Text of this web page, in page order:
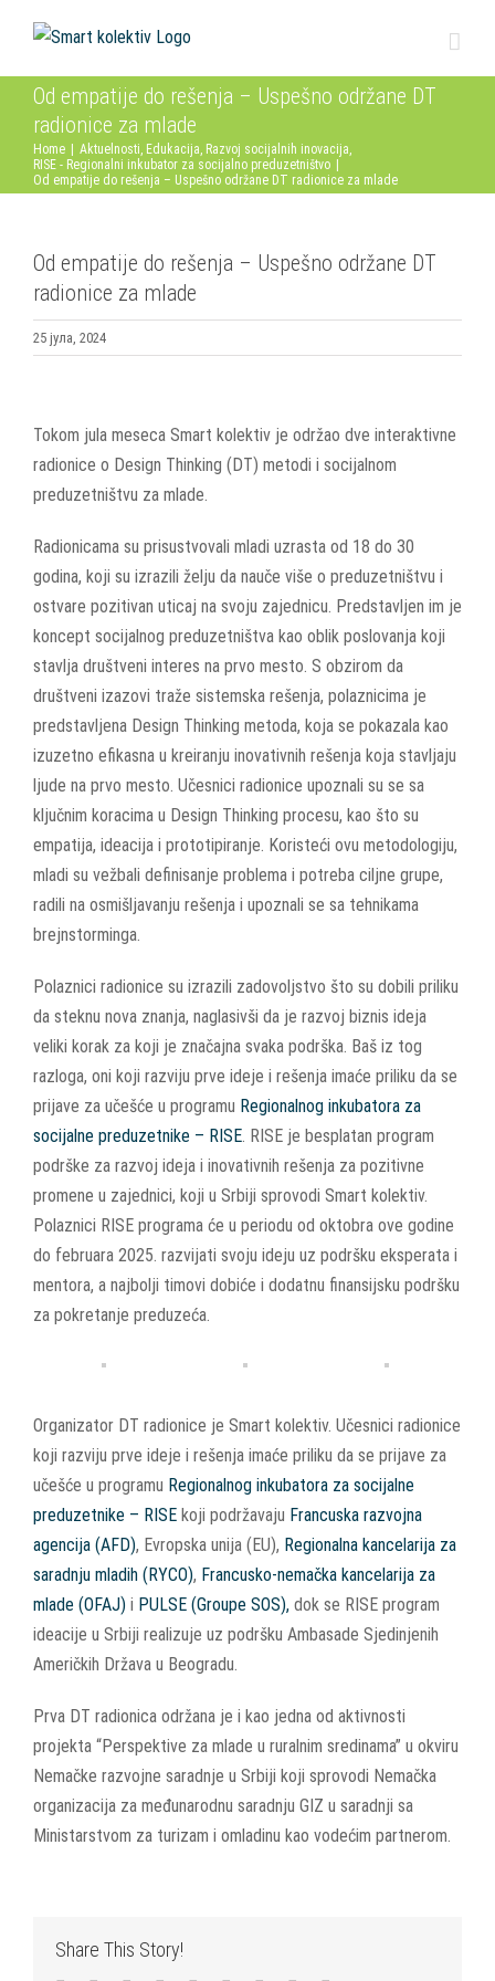
content
Od empatije do rešenja – Uspešno održane DT
radionice za mlade
Home Aktuelnosti, Edukacija, Razvoj socijalnih inovacija,
RISE - Regionalni inkubator za socijalno preduzetništvo
Od empatije do rešenja – Uspešno održane DT radionice za mlade
Od empatije do rešenja – Uspešno održane DT
radionice za mlade
25 јула, 2024
Larger
Image
Tokom jula meseca Smart kolektiv je održao dve interaktivne
radionice o Design Thinking (DT) metodi i socijalnom
preduzetništvu za mlade.
Radionicama su prisustvovali mladi uzrasta od 18 do 30
godina, koji su izrazili želju da nauče više o preduzetništvu i
ostvare pozitivan uticaj na svoju zajednicu. Predstavljen im je
koncept socijalnog preduzetništva kao oblik poslovanja koji
stavlja društveni interes na prvo mesto. S obzirom da
društveni izazovi traže sistemska rešenja, polaznicima je
predstavljena Design Thinking metoda, koja se pokazala kao
izuzetno efikasna u kreiranju inovativnih rešenja koja stavljaju
ljude na prvo mesto. Učesnici radionice upoznali su se sa
ključnim koracima u Design Thinking procesu, kao što su
empatija, ideacija i prototipiranje. Koristeći ovu metodologiju,
mladi su vežbali definisanje problema i potreba ciljne grupe,
radili na osmišljavanju rešenja i upoznali se sa tehnikama
brejnstorminga.
Polaznici radionice su izrazili zadovoljstvo što su dobili priliku
da steknu nova znanja, naglasivši da je razvoj biznis ideja
veliki korak za koji je značajna svaka podrška. Baš iz tog
razloga, oni koji razviju prve ideje i rešenja imaće priliku da se
prijave za učešće u programu Regionalnog inkubatora za
socijalne preduzetnike – RISE. RISE je besplatan program
podrške za razvoj ideja i inovativnih rešenja za pozitivne
promene u zajednici, koji u Srbiji sprovodi Smart kolektiv.
Polaznici RISE programa će u periodu od oktobra ove godine
do februara 2025. razvijati svoju ideju uz podršku eksperata i
mentora, a najbolji timovi dobiće i dodatnu finansijsku podršku
za pokretanje preduzeća.
Organizator DT radionice je Smart kolektiv. Učesnici radionice
koji razviju prve ideje i rešenja imaće priliku da se prijave za
učešće u programu Regionalnog inkubatora za socijalne
preduzetnike – RISE koji podržavaju Francuska razvojna
agencija (AFD), Evropska unija (EU), Regionalna kancelarija za
saradnju mladih (RYCO), Francusko-nemačka kancelarija za
mlade (OFAJ) i PULSE (Groupe SOS), dok se RISE program
ideacije u Srbiji realizuje uz podršku Ambasade Sjedinjenih
Američkih Država u Beogradu.
Prva DT radionica održana je i kao jedna od aktivnosti
projekta “Perspektive za mlade u ruralnim sredinama” u okviru
Nemačke razvojne saradnje u Srbiji koji sprovodi Nemačka
organizacija za međunarodnu saradnju GIZ u saradnji sa
Ministarstvom za turizam i omladinu kao vodećim partnerom.
Share This Story!